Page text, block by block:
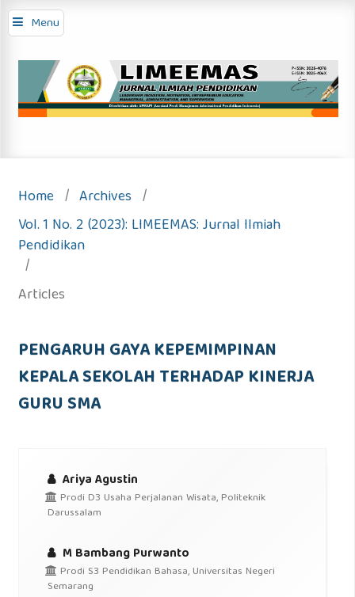
Menu
Home / Archives /
Vol. 1 No. 2 (2023): LIMEEMAS: Jurnal Ilmiah
Pendidikan
/
Articles
PENGARUH GAYA KEPEMIMPINAN
KEPALA SEKOLAH TERHADAP KINERJA
GURU SMA
Ariya Agustin
Prodi D3 Usaha Perjalanan Wisata, Politeknik
Darussalam
M Bambang Purwanto
Prodi S3 Pendidikan Bahasa, Universitas Negeri
Semarang